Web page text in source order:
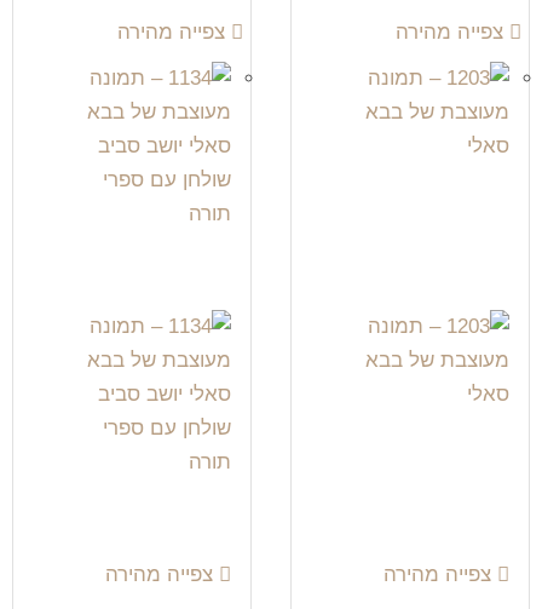
צפייה מהירה
צפייה מהירה
צפייה מהירה
צפייה מהירה